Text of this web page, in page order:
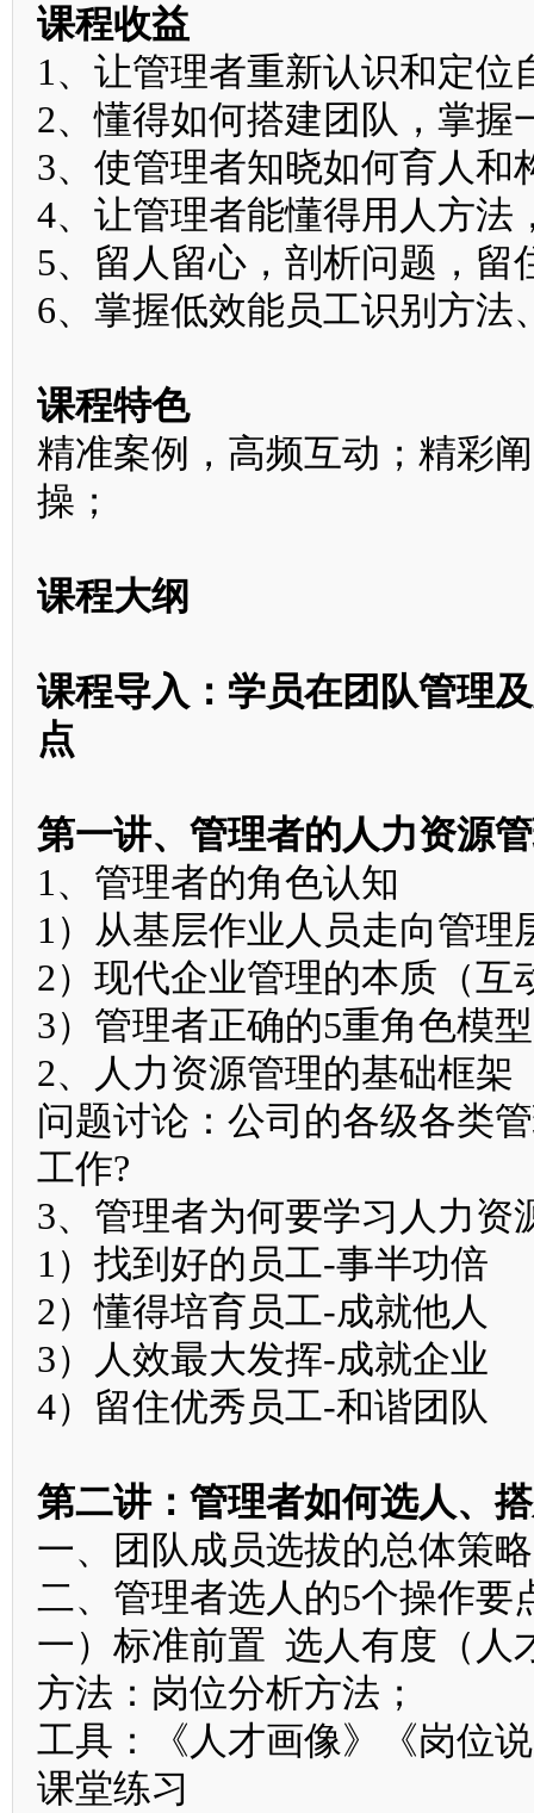
课程收益
1、让管理者重新认识和定位
2、懂得如何搭建团队，掌握
3、使管理者知晓如何育人和
4、让管理者能懂得用人方法
5、留人留心，剖析问题，留
6、掌握低效能员工识别方法
课程特色
精准案例，高频互动；精彩
操；
课程大纲
课程导入：学员在团队管理
点
第一讲、管理者的人力资源
1、管理者的角色认知
1）从基层作业人员走向管理
2）现代企业管理的本质（互
3）管理者正确的5重角色模
2、人力资源管理的基础框架
问题讨论：公司的各级各类
工作?
3、管理者为何要学习人力资
1）找到好的员工-事半功倍
2）懂得培育员工-成就他人
3）人效最大发挥-成就企业
4）留住优秀员工-和谐团队
第二讲：管理者如何选人、
一、团队成员选拔的总体策略
二、管理者选人的5个操作要
一）标准前置 选人有度（人
方法：岗位分析方法；
工具：《人才画像》《岗位
课堂练习